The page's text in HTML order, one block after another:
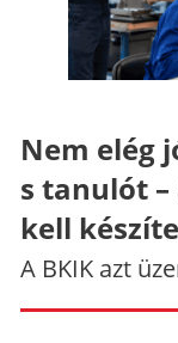
Nem elég
s tanulót
kell
A BKIK azt